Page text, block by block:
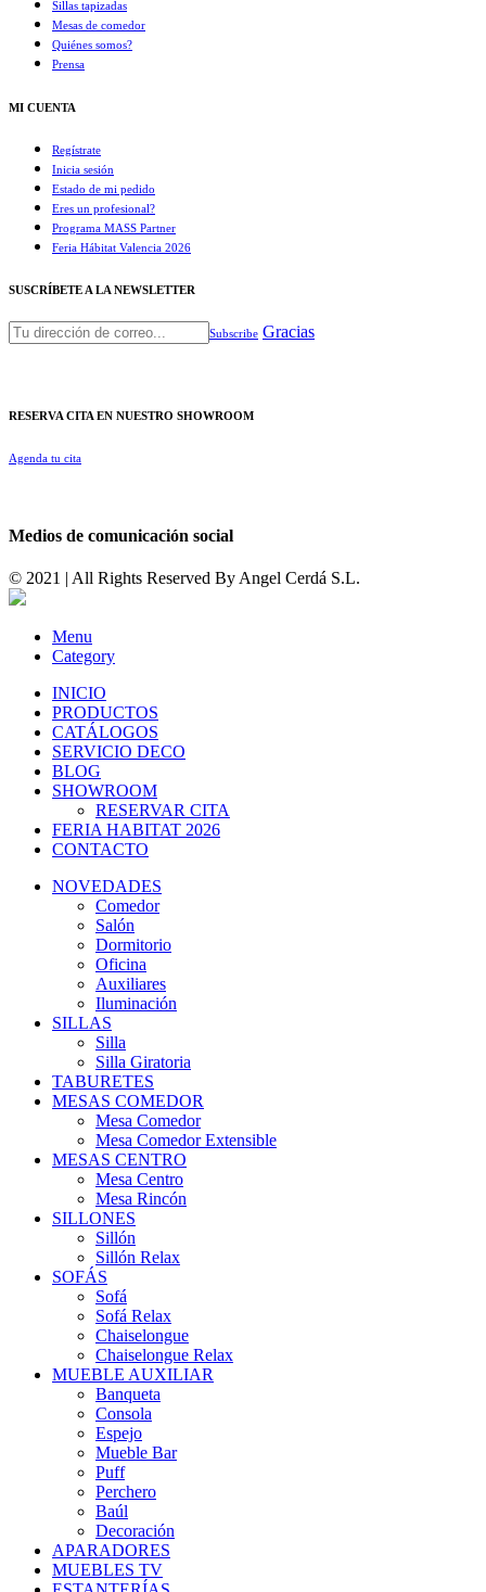
Sillas tapizadas
Mesas de comedor
Quiénes somos?
Prensa
MI CUENTA
Regístrate
Inicia sesión
Estado de mi pedido
Eres un profesional?
Programa MASS Partner
Feria Hábitat Valencia 2026​
SUSCRÍBETE A LA NEWSLETTER
Subscribe Gracias
RESERVA CITA EN NUESTRO SHOWROOM
Agenda tu cita
Medios de comunicación social
© 2021 | All Rights Reserved ByAngel Cerdá S.L.
Menu
Category
INICIO
PRODUCTOS
CATÁLOGOS
SERVICIO DECO
BLOG
SHOWROOM
RESERVAR CITA
FERIA HABITAT 2026
CONTACTO
NOVEDADES
Comedor
Salón
Dormitorio
Oficina
Auxiliares
Iluminación
SILLAS
Silla
Silla Giratoria
TABURETES
MESAS COMEDOR
Mesa Comedor
Mesa Comedor Extensible
MESAS CENTRO
Mesa Centro
Mesa Rincón
SILLONES
Sillón
Sillón Relax
SOFÁS
Sofá
Sofá Relax
Chaiselongue
Chaiselongue Relax
MUEBLE AUXILIAR
Banqueta
Consola
Espejo
Mueble Bar
Puff
Perchero
Baúl
Decoración
APARADORES
MUEBLES TV